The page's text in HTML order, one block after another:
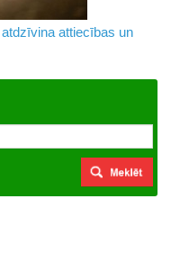
attiecības un